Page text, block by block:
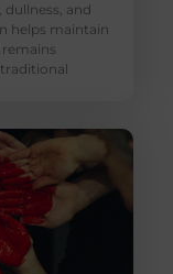
and
helps maintain